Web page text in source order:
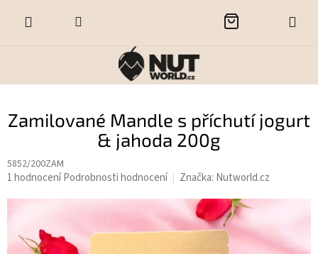
NÁKUPNÍ
Zamilované Mandle s příchutí jogurt
& jahoda 200g
5852/200ZAM
Průměrné
5,0
1 hodnoceníPodrobnosti hodnocení Značka: Nutworld.cz